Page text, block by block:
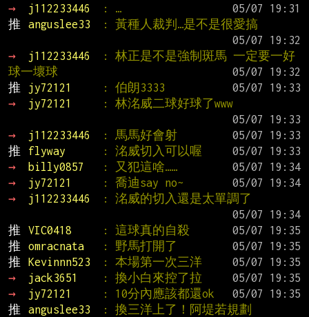
→
j112233446 : …
推
anguslee33
: 黃種人裁判…是不是很愛搞
→
j112233446
: 林正是不是強制斑馬 一定要一好
球一壞球
推
jy72121 : 伯朗3333
→
jy72121
: 林洺威二球好球了www
→
j112233446 : 馬馬好會射
推
flyway : 洺威切入可以喔
→
billy0857 : 又犯這啥……
→
jy72121 : 喬迪say no~
→
j112233446
: 洺威的切入還是太單調了
推
VIC0418 : 這球真的自殺
推
omracnata : 野馬打開了
推
Kevinnn523 : 本場第一次三洋
→
jack3651 : 換小白來控了拉
→
jy72121 : 10分內應該都還ok
推
anguslee33
: 換三洋上了！阿堤若規劃